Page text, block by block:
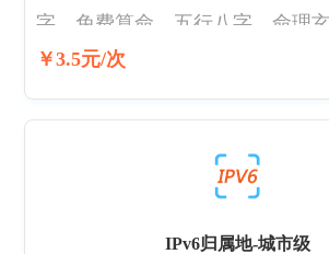
字、免费算命、五行八字，命理玄
八字命运精批算命，赋能命理玄
运分析、婚姻情感分析、事业发
￥3.5元/次
IPv6归属地-城市级